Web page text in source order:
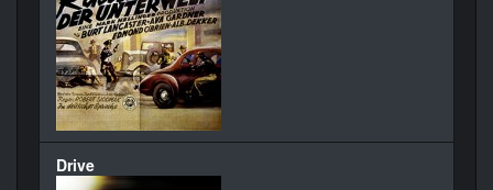
Drive